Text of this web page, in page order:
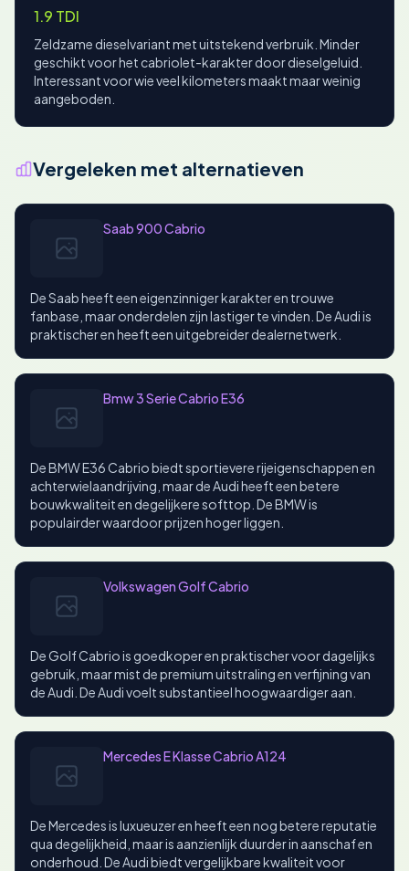
1.9 TDI
Zeldzame dieselvariant met uitstekend verbruik. Minder
geschikt voor het cabriolet-karakter door dieselgeluid.
Interessant voor wie veel kilometers maakt maar weinig
aangeboden.
Vergeleken met alternatieven
Saab 900 Cabrio
De Saab heeft een eigenzinniger karakter en trouwe
fanbase, maar onderdelen zijn lastiger te vinden. De Audi is
praktischer en heeft een uitgebreider dealernetwerk.
Bmw 3 Serie Cabrio E36
De BMW E36 Cabrio biedt sportievere rijeigenschappen en
achterwielaandrijving, maar de Audi heeft een betere
bouwkwaliteit en degelijkere softtop. De BMW is
populairder waardoor prijzen hoger liggen.
Volkswagen Golf Cabrio
De Golf Cabrio is goedkoper en praktischer voor dagelijks
gebruik, maar mist de premium uitstraling en verfijning van
de Audi. De Audi voelt substantieel hoogwaardiger aan.
Mercedes E Klasse Cabrio A124
De Mercedes is luxueuzer en heeft een nog betere reputatie
qua degelijkheid, maar is aanzienlijk duurder in aanschaf en
onderhoud. De Audi biedt vergelijkbare kwaliteit voor